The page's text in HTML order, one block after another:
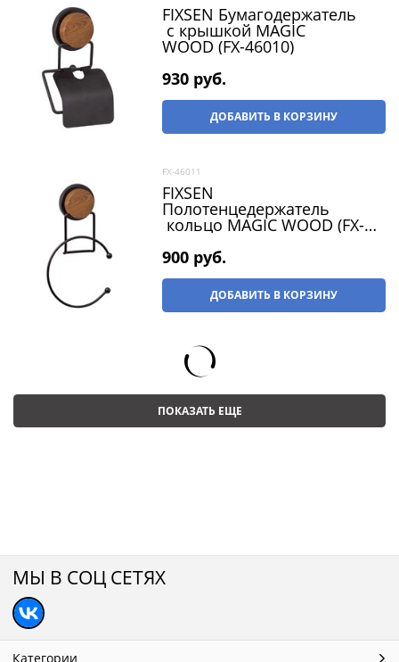
FIXSEN Бумагодержатель
с крышкой MAGIC
WOOD (FX-46010)
930 руб.
ДОБАВИТЬ В КОРЗИНУ
FX-46011
FIXSEN
Полотенцедержатель
кольцо MAGIC WOOD (FX-
900 руб.
ДОБАВИТЬ В КОРЗИНУ
ПОКАЗАТЬ ЕЩЕ
МЫ В СОЦ СЕТЯХ
Категории